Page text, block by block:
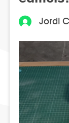
Jordi